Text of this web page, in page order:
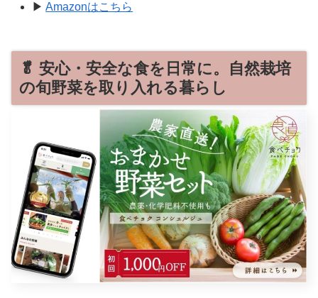
▶Amazonはこちら
🥬 安心・安全な食を日常に。自然栽培
の旬野菜を取り入れる暮らし